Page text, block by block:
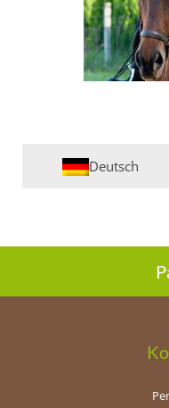
Deutsch